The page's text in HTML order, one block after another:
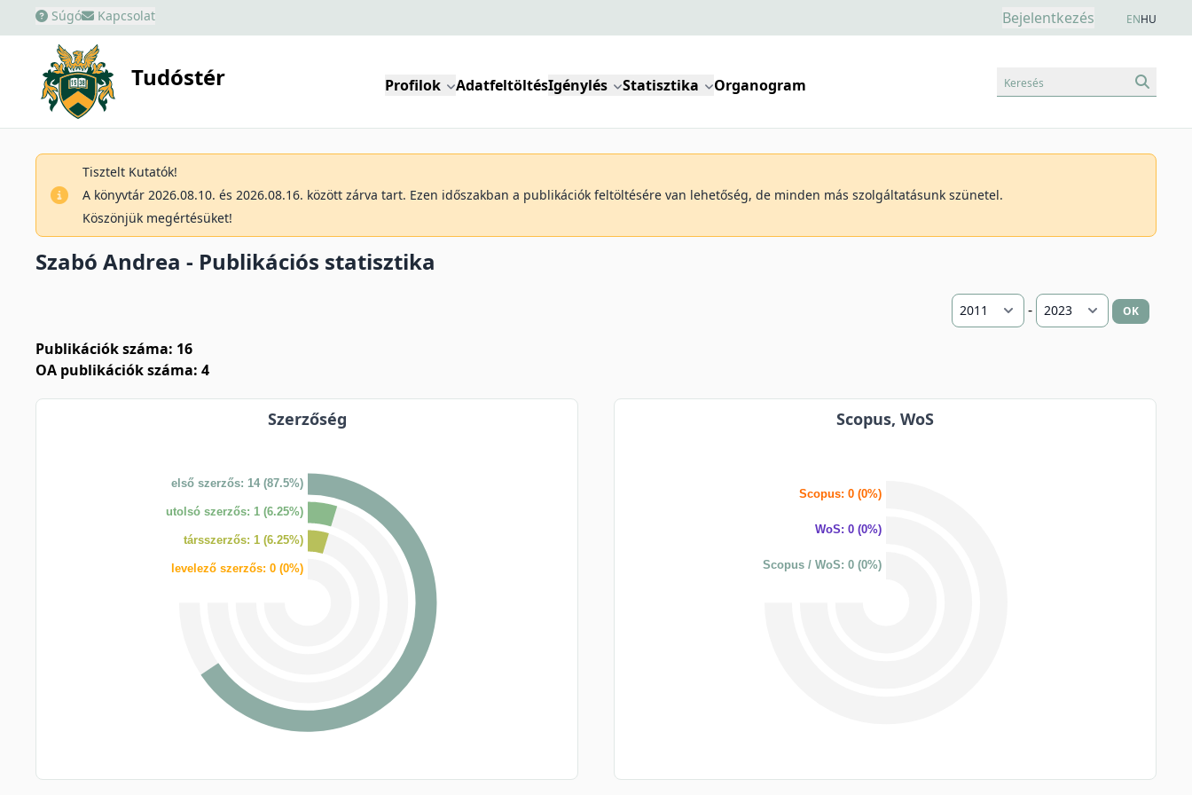
Súgó Kapcsolat Bejelentkezés ENHU
Tudóstér Profilok AdatfeltöltésIgénylés Statisztika Organogram Keresés
Tisztelt Kutatók!
A könyvtár 2026.08.10. és 2026.08.16. között zárva tart. Ezen időszakban a publikációk feltöltésére van lehetőség, de minden más szolgáltatásunk szünetel.
Köszönjük megértésüket!
Szabó Andrea - Publikációs statisztika
- OK
Publikációk száma: 16
OA publikációk száma: 4
Szerzőség
első szerzős: 14 (87.5%)
utolsó szerzős: 1 (6.25%)
társszerzős: 1 (6.25%)
levelező szerzős: 0 (0%)
Scopus, WoS
Scopus: 0 (0%)
WoS: 0 (0%)
Scopus / WoS: 0 (0%)